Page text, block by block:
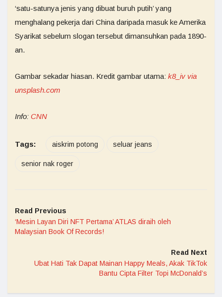
‘satu-satunya jenis yang dibuat buruh putih’ yang
menghalang pekerja dari China daripada masuk ke Amerika
Syarikat sebelum slogan tersebut dimansuhkan pada 1890-
an.
Gambar sekadar hiasan. Kredit gambar utama: k8_iv via
unsplash.com
Info: CNN
Tags: aiskrim potong seluar jeans
senior nak roger
Read Previous
‘Mesin Layan Diri NFT Pertama’ ATLAS diraih oleh
Malaysian Book Of Records!
Read Next
Ubat Hati Tak Dapat Mainan Happy Meals, Akak TikTok
Bantu Cipta Filter Topi McDonald’s